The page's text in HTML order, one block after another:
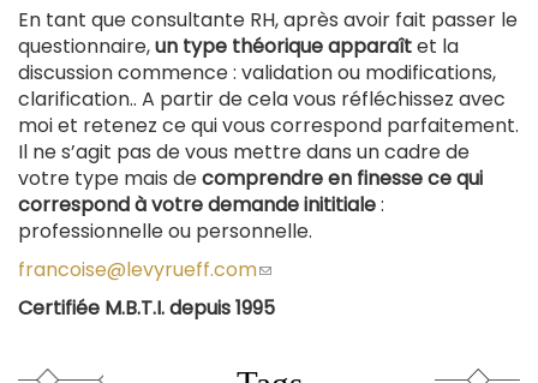
En tant que consultante RH, après avoir fait passer le
questionnaire,un type théorique apparaîtet la
discussion commence : validation ou modifications,
clarification.. A partir de cela vous réfléchissez avec
moi et retenez ce qui vous correspond parfaitement.
Il ne s’agit pas de vous mettre dans un cadre de
votre type mais decomprendre en finesse ce qui
correspond à votre demande inititiale:
professionnelle ou personnelle.
francoise@levyrueff.com(le
lien
envoie
courriel)
Certifiée M.B.T.I. depuis 1995